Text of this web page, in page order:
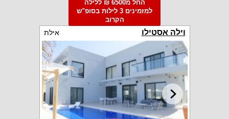
החל מ6500 ₪ ללילה
למזמינים 3 לילות בסופ"ש
הקרוב
וילה אסטילו אילת